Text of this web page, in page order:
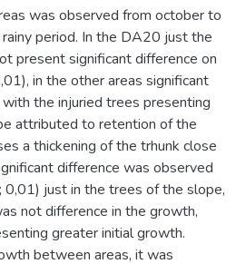
was observed from october to
period. In the DA20 just the
present significant difference on
in the other areas significant
the injuried trees presenting
attributed to retention of the
a thickening of the trhunk close
difference was observed
just in the trees of the slope,
not difference in the growth,
greater initial growth.
between areas, it was